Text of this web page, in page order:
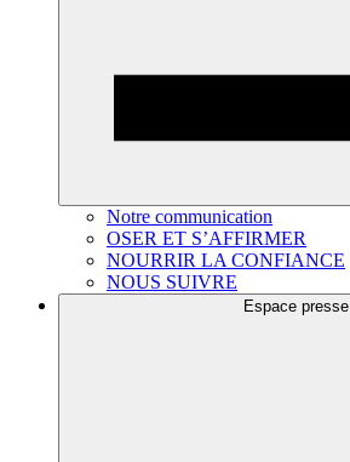
Notre communication
OSER ET S’AFFIRMER
NOURRIR LA CONFIANCE
NOUS SUIVRE
Espace presse